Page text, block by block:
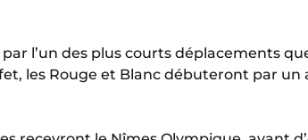
l’un des plus courts déplacements
les Rouge et Blanc débuteront par